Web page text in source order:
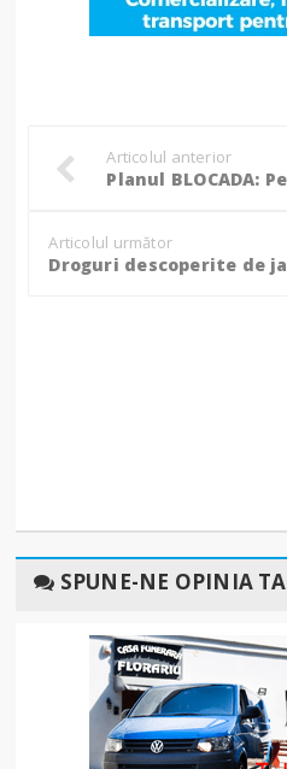
Articolul anterior
Articolul următor
SPUNE-NE OPINIA TA